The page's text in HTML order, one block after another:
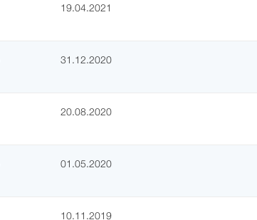
19.04.2021
31.12.2020
20.08.2020
01.05.2020
10.11.2019